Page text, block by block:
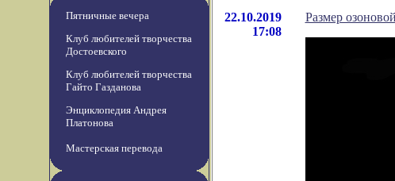
Пятничные вечера
Клуб любителей творчества
Достоевского
Клуб любителей творчества
Гайто Газданова
Энциклопедия Андрея
Платонова
Мастерская перевода
22.10.2019
17:08
Размер